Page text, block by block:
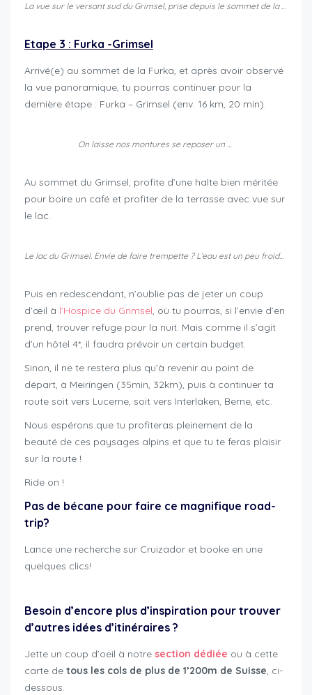
La vue sur le versant sud du Grimsel, prise depuis le sommet de la Furka
Etape 3 : Furka -Grimsel
Arrivé(e) au sommet de la Furka, et après avoir observé
la vue panoramique, tu pourras continuer pour la
dernière étape : Furka – Grimsel (env. 16 km, 20 min).
On laisse nos montures se reposer un peu…
Au sommet du Grimsel, profite d’une halte bien méritée
pour boire un café et profiter de la terrasse avec vue sur
le lac.
Le lac du Grimsel. Envie de faire trempette ? L’eau est un peu froide. Prépare-toi à un bain de glace !
Puis en redescendant, n’oublie pas de jeter un coup
d’œil à l’Hospice du Grimsel, où tu pourras, si l’envie d’en
prend, trouver refuge pour la nuit. Mais comme il s’agit
d’un hôtel 4*, il faudra prévoir un certain budget.
Sinon, il ne te restera plus qu’à revenir au point de
départ, à Meiringen (35min, 32km), puis à continuer ta
route soit vers Lucerne, soit vers Interlaken, Berne, etc.
Nous espérons que tu profiteras pleinement de la
beauté de ces paysages alpins et que tu te feras plaisir
sur la route !
Ride on !
Pas de bécane pour faire ce magnifique road-
trip?
Lance une recherche sur Cruizador et booke en une
quelques clics!
Besoin d’encore plus d’inspiration pour trouver
d’autres idées d’itinéraires ?
Jette un coup d’oeil à notre section dédiée ou à cette
carte de tous les cols de plus de 1’200m de Suisse, ci-
dessous.